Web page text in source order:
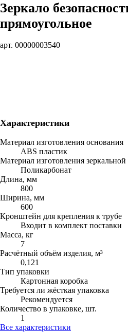
Зеркало
прямоугольное
арт. 00000003540
Характеристики
Материал изготовления основания
ABS пластик
Материал изготовления зеркальной
Поликарбонат
Длина, мм
800
Ширина, мм
600
Кронштейн для крепления к трубе
Входит в комплект поставки
Масса, кг
7
Расчётный объём изделия, м³
0,121
Тип упаковки
Картонная коробка
Требуется ли жёсткая упаковка
Рекомендуется
Количество в упаковке, шт.
1
Все характеристики